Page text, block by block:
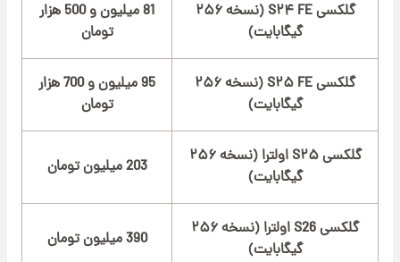
گلکسی S۲۴ FE (نسخه ۲۵۶
گیگابایت)
81 میلیون و 500 هزار
تومان
گلکسی S۲۵ FE (نسخه ۲۵۶
گیگابایت)
95 میلیون و 700 هزار
تومان
گلکسی S۲۵ اولترا (نسخه ۲۵۶
گیگابایت)
203 میلیون تومان
گلکسی S26 اولترا (نسخه ۲۵۶
گیگابایت)
390 میلیون تومان